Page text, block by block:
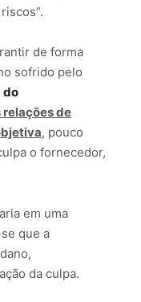
de forma
sofrido pelo
do
relações de
, pouco
o fornecedor,
em uma
que a
da culpa.